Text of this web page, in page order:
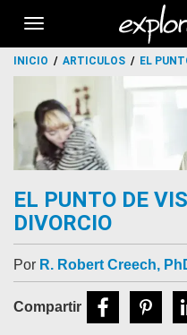
Toggle
navigation
INICIO ARTICULOS EL
EL PUNTO DE
DIVORCIO
Por R. Robert Creech,